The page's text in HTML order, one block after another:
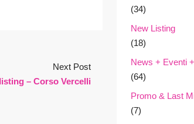
Next Post
– Corso Vercelli
(34)
New Listing
(18)
News + Eventi
(64)
Promo & Last
(7)